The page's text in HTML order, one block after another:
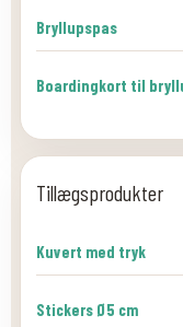
Bryllupspas
Boardingkort til
Tillægsprodukter
Kuvert med tryk
Stickers Ø5 cm